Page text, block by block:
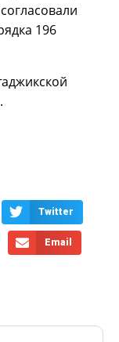
196
Twitter
Email